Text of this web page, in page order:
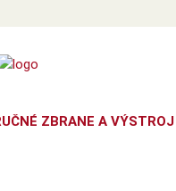
ZBRANE A VÝSTROJ